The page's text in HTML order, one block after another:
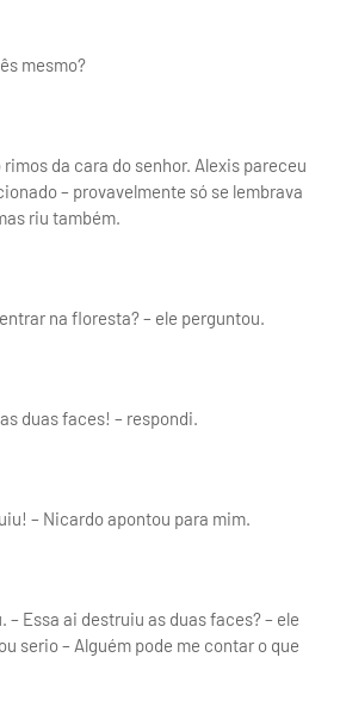
mesmo?
da cara do senhor. Alexis pareceu
– provavelmente só se lembrava
riu também.
na floresta? – ele perguntou.
duas faces! – respondi.
– Nicardo apontou para mim.
– Essa ai destruiu as duas faces? – ele
serio – Alguém pode me contar o que